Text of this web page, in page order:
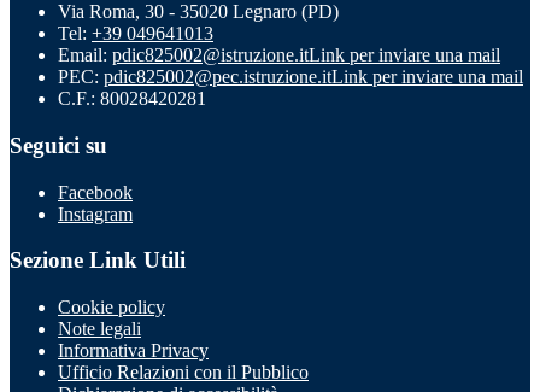
Via Roma, 30 - 35020 Legnaro (PD)
Tel: +39 049641013
Email: pdic825002@istruzione.itLink per inviare una mail
PEC: pdic825002@pec.istruzione.itLink per inviare una mail
C.F.: 80028420281
Seguici su
Facebook
Instagram
Sezione Link Utili
Cookie policy
Note legali
Informativa Privacy
Ufficio Relazioni con il Pubblico